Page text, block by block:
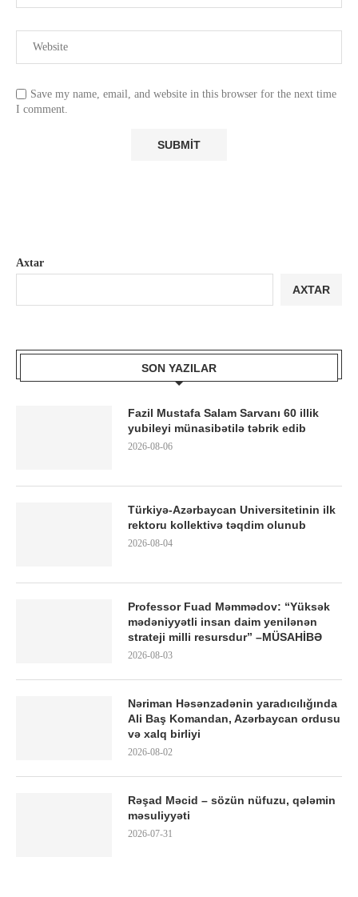
Save my name, email, and website in this browser for the next time
I comment.
Axtar
AXTAR
SON YAZILAR
Fazil Mustafa Salam Sarvanı 60 illik
yubileyi münasibətilə təbrik edib
2026-08-06
Türkiyə-Azərbaycan Universitetinin ilk
rektoru kollektivə təqdim olunub
2026-08-04
Professor Fuad Məmmədov: “Yüksək
mədəniyyətli insan daim yenilənən
strateji milli resursdur” –MÜSAHİBƏ
2026-08-03
Nəriman Həsənzadənin yaradıcılığında
Ali Baş Komandan, Azərbaycan ordusu
və xalq birliyi
2026-08-02
Rəşad Məcid – sözün nüfuzu, qələmin
məsuliyyəti
2026-07-31